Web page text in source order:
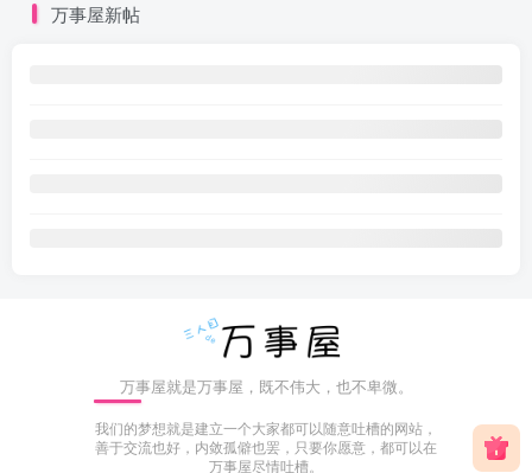
万事屋新帖
万事屋就是万事屋，既不伟大，也不卑微。
我们的梦想就是建立一个大家都可以随意吐槽的网站，
善于交流也好，内敛孤僻也罢，只要你愿意，都可以在
万事屋尽情吐槽。